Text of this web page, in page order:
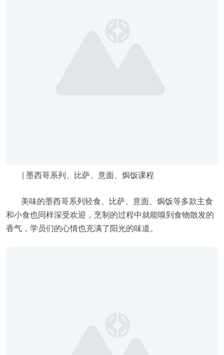
| 墨西哥系列、比萨、意面、焗饭课程
美味的墨西哥系列轻食、比萨、意面、焗饭等多款主食
和小食也同样深受欢迎，烹制的过程中就能嗅到食物散发的
香气，学员们的心情也充满了阳光的味道。